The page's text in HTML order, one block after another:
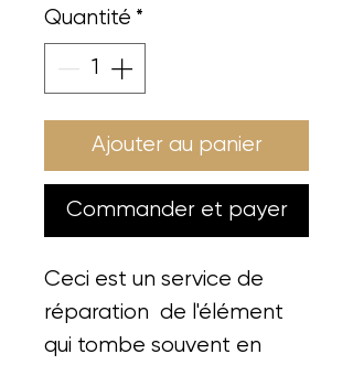
Quantité *
Ajouter au panier
Commander et payer
Ceci est un service de
réparation de l'élément
qui tombe souvent en